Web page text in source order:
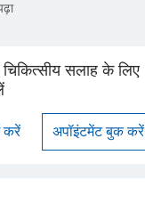
चिकित्सीय सलाह के लिए
करें अपॉइंटमेंट बुक करें